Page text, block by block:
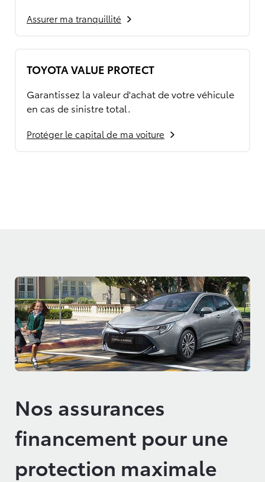
Assurer ma tranquillité
TOYOTA VALUE PROTECT
Garantissez la valeur d'achat de votre véhicule
en cas de sinistre total.
Protéger le capital de ma voiture
Nos assurances
financement pour une
protection maximale